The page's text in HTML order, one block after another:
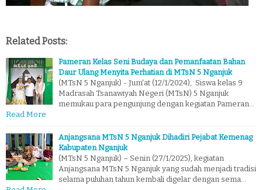
Related Posts:
Pameran Kelas Seni Budaya dan Pemanfaatan Bahan
Daur Ulang Menyita Perhatian di MTsN 5 Nganjuk
(MTsN 5 Nganjuk) - Jum'at (12/1/2024), Siswa kelas 9
Madrasah Tsanawiyah Negeri (MTsN) 5 Nganjuk
memukau para pengunjung dengan kegiatan Pameran…
Read More
Anjangsana MTsN 5 Nganjuk Dihadiri Pejabat Kemenag
Kabupaten Nganjuk
(MTsN 5 Nganjuk) – Senin (27/1/2025), kegiatan
Anjangsana MTsN 5 Nganjuk yang sudah menjadi tradisi
selama puluhan tahun kembali digelar dengan sema…